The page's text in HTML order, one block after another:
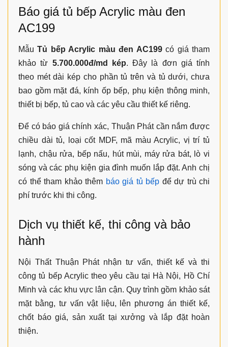
điều chỉnh theo từng công trình.
Báo giá tủ bếp Acrylic màu đen
AC199
Tủ bếp Acrylic màu đen AC199
. Đây là đơn giá tính